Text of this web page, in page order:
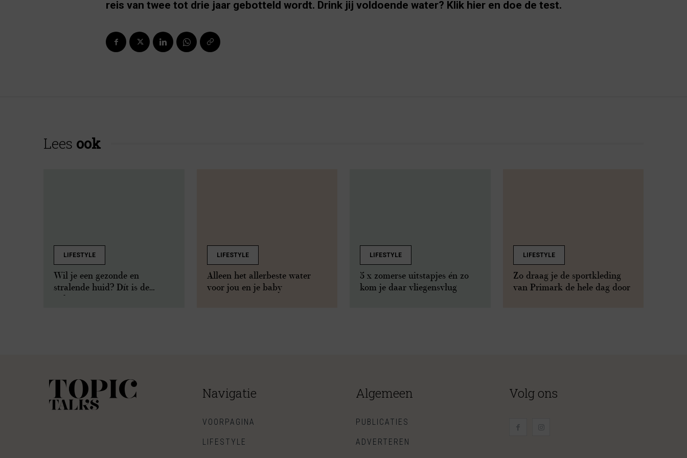
reis van twee tot drie jaar gebotteld wordt. Drink jij voldoende water? Klik hier en doe de test.
Lees ook
LIFESTYLE
Wil je een gezonde en
stralende huid? Dít is de
LIFESTYLE
Alleen het allerbeste water
voor jou en je baby
LIFESTYLE
5 x zomerse uitstapjes én zo
kom je daar vliegensvlug
LIFESTYLE
Zo draag je de sportkleding
van Primark de hele dag door
Navigatie
VOORPAGINA
LIFESTYLE
Algemeen
PUBLICATIES
ADVERTEREN
Volg ons